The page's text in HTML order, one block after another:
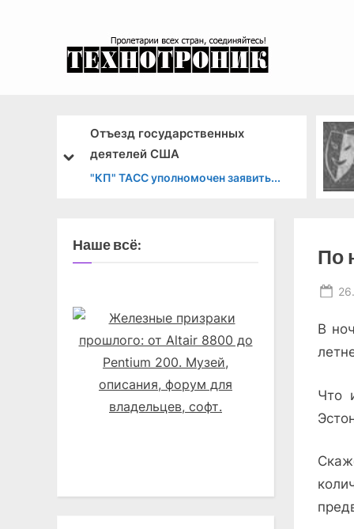
государственных
США
ТАСС уполномочен заявить...
Два
"КП"
строкой
prev
next
По
В
Что
Наше всё: